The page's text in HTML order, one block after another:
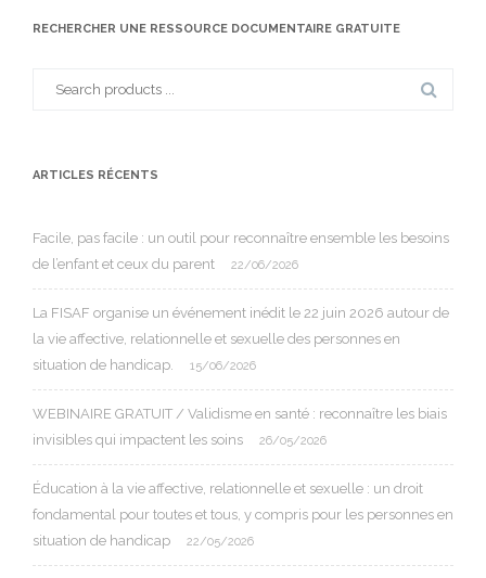
RECHERCHER UNE RESSOURCE DOCUMENTAIRE GRATUITE
ARTICLES RÉCENTS
Facile, pas facile : un outil pour reconnaître ensemble les besoins
de l’enfant et ceux du parent
22/06/2026
La FISAF organise un événement inédit le 22 juin 2026 autour de
la vie affective, relationnelle et sexuelle des personnes en
situation de handicap.
15/06/2026
WEBINAIRE GRATUIT / Validisme en santé : reconnaître les biais
invisibles qui impactent les soins
26/05/2026
Éducation à la vie affective, relationnelle et sexuelle : un droit
fondamental pour toutes et tous, y compris pour les personnes en
situation de handicap
22/05/2026